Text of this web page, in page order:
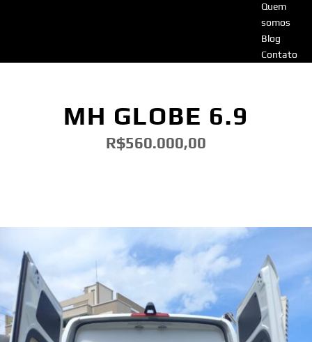
Quem
somos
Blog
Contato
MH GLOBE 6.9
R$560.000,00